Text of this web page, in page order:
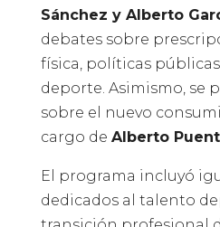
Sánchez y Alberto
debates sobre
física, políticas
deporte. Asimismo, se
sobre el nuevo
cargo de Alberto
El programa incluyó
dedicados al talento